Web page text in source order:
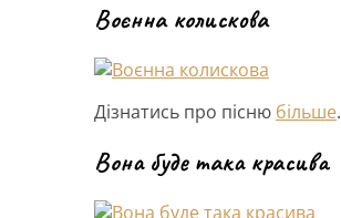
Воєнна колискова
Дізнатись про пісню більше.
Вона буде така красива